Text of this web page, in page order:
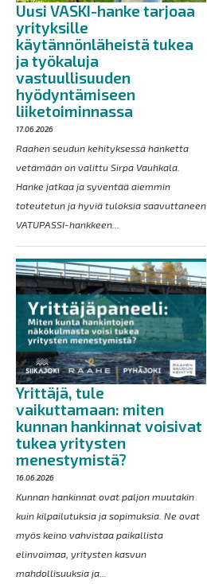
Uusi VASKI-hanke tarjoaa
yrityksille
käytännönläheistä tukea
ja työkaluja
vastuullisuuden
hyödyntämiseen
liiketoiminnassa
17.06.2026
Raahen seudun kehityksessä hanketta
vetämään on valittu Sirpa Vauhkala.
Hanke jatkaa ja syventää aiemmin
toteutetun ja hyviä tuloksia saavuttaneen
VATUPASSI-hankkeen...
Yrittäjä, tule
vaikuttamaan: miten
kunnan hankinnat voisivat
tukea yritysten
menestymistä?
16.06.2026
Kunnan hankinnat ovat paljon muutakin
kuin kilpailutuksia ja sopimuksia. Ne ovat
myös keino vahvistaa paikallista
elinvoimaa, yritysten kasvun
mahdollisuuksia ja...